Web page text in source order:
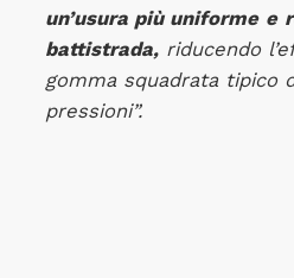
un’usura più uniforme e
battistrada,riducendo
gomma squadrata tipico
pressioni”.